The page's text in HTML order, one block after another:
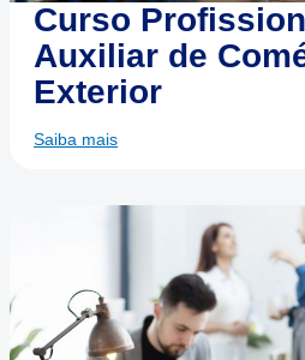
Curso
Auxiliar de
Exterior
Saiba mais